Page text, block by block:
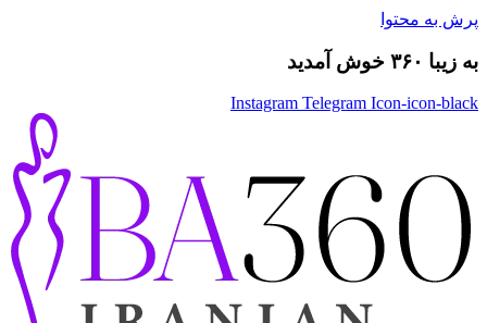
پرش به محتوا
به زیبا ۳۶۰ خوش آمدید
Instagram Telegram Icon-icon-black